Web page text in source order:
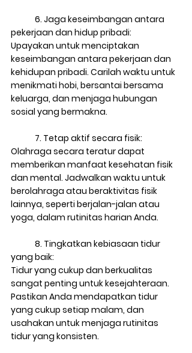
6. Jaga keseimbangan antara
pekerjaan dan hidup pribadi:
Upayakan untuk menciptakan
keseimbangan antara pekerjaan dan
kehidupan pribadi. Carilah waktu untuk
menikmati hobi, bersantai bersama
keluarga, dan menjaga hubungan
sosial yang bermakna.
7. Tetap aktif secara fisik:
Olahraga secara teratur dapat
memberikan manfaat kesehatan fisik
dan mental. Jadwalkan waktu untuk
berolahraga atau beraktivitas fisik
lainnya, seperti berjalan-jalan atau
yoga, dalam rutinitas harian Anda.
8. Tingkatkan kebiasaan tidur
yang baik:
Tidur yang cukup dan berkualitas
sangat penting untuk kesejahteraan.
Pastikan Anda mendapatkan tidur
yang cukup setiap malam, dan
usahakan untuk menjaga rutinitas
tidur yang konsisten.